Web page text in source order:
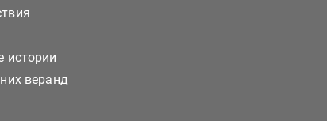
истории
веранд